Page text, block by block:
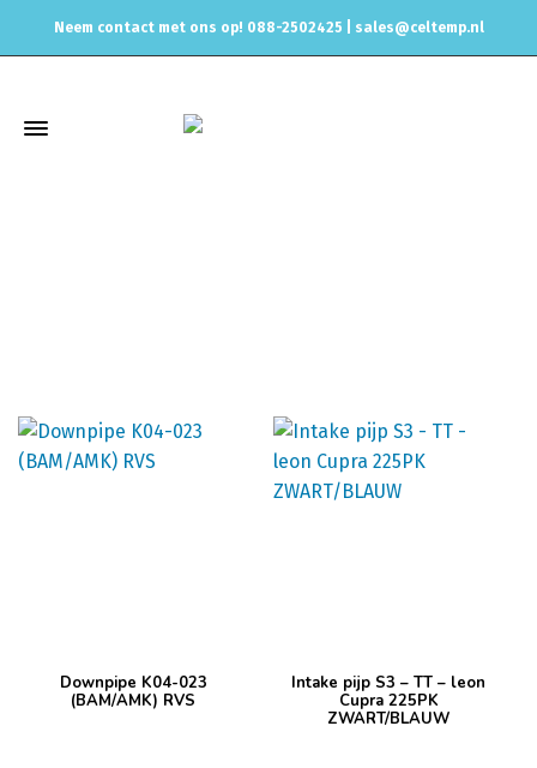
Neem contact met ons op! 088-2502425 | sales@celtemp.nl
Downpipe K04-023
(BAM/AMK) RVS
product
Intake pijp S3 – TT – leon
Cupra 225PK
ZWART/BLAUW